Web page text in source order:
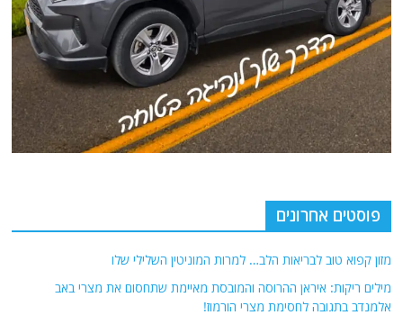
פוסטים אחרונים
מזון קפוא טוב לבריאות הלב… למרות המוניטין השלילי שלו
מילים ריקות: איראן ההרוסה והמובסת מאיימת שתחסום את מצרי באב
אלמנדב בתגובה לחסימת מצרי הורמוז!